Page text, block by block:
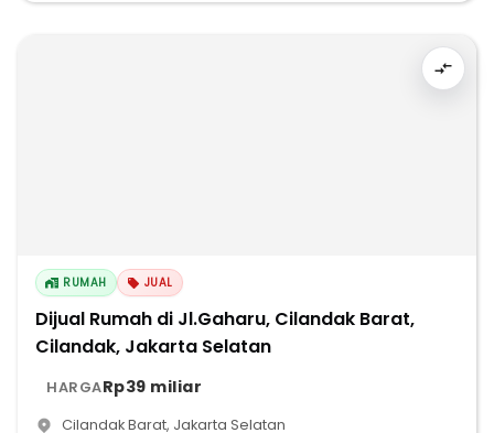
RUMAH JUAL
Dijual Rumah di Jl.Gaharu, Cilandak Barat,
Cilandak, Jakarta Selatan
HARGARp39 miliar
Cilandak Barat, Jakarta Selatan